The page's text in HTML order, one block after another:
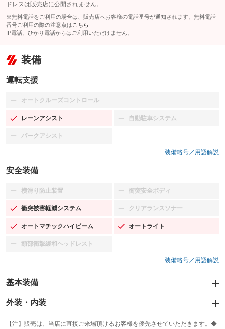
ドレスは販売店に公開されません。
※無料電話をご利用の場合は、販売店へお客様の電話番号が通知されます。無料電話
番号ご利用の際の注意点は こちら
IP電話、ひかり電話からはご利用いただけません。
装備
運転支援
オートクルーズコントロール
：装備なし
レーンアシスト
：装備あり 自動駐車システム
：装備なし
パークアシスト
：装備なし
装備略号／用語解説
安全装備
横滑り防止装置
：装備なし 衝突安全ボディ
：装備なし
衝突被害軽減システム
：装備あり クリアランスソナー
：装備なし
オートマチックハイビーム
：装備あり オートライト
：装備あり
頸部衝撃緩和ヘッドレスト
：装備なし
装備略号／用語解説
基本装備
エアバッグ：運転席/助手席
：装備あり
：装備あり
外装・内装
カーナビ：メモリーナビ他
：装備あり
【注】販売は、当店に直接ご来場頂けるお客様を優先させていただきます。◆